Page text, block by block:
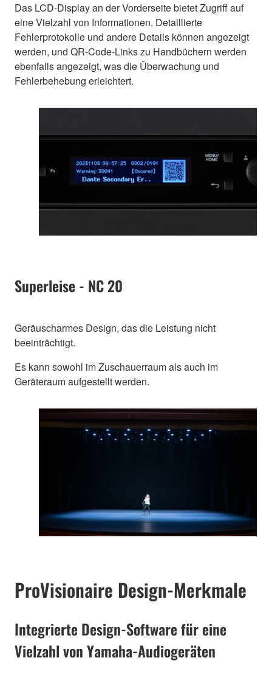
Das LCD-Display an der Vorderseite bietet Zugriff auf
eine Vielzahl von Informationen. Detaillierte
Fehlerprotokolle und andere Details können angezeigt
werden, und QR-Code-Links zu Handbüchern werden
ebenfalls angezeigt, was die Überwachung und
Fehlerbehebung erleichtert.
Superleise - NC 20
Geräuscharmes Design, das die Leistung nicht
beeinträchtigt.
Es kann sowohl im Zuschauerraum als auch im
Geräteraum aufgestellt werden.
ProVisionaire Design-Merkmale
Integrierte Design-Software für eine
Vielzahl von Yamaha-Audiogeräten